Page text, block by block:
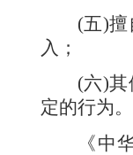
(五)擅
入；
(六)其
定的行为。
《中